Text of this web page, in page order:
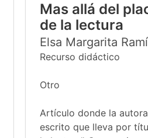
Mas allá del
de la lectura
Elsa Margarita
Recurso didáctico
Otro
Artículo donde la
escrito que lleva por